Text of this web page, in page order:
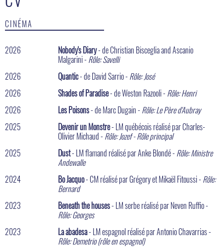
CINÉMA
2026 Nobody's Diary- de Christian Bisceglia and Ascanio
Malgarini - Rôle: Savelli
2026
Quantic- de David Sarrio - Rôle: José
2026
Shades of Paradise- de Weston Razooli - Rôle: Henri
2026
Les Poisons- de Marc Dugain - Rôle: Le Père d'Aubray
2025
Devenir un Monstre- LM québécois réalisé par Charles-
Olivier Michaud - Rôle: Jozef - Rôle principal
2025
Dust- LM flamand réalisé par Anke Blondé - Rôle: Ministre
Andewalle
2024
Bo Jacquo- CM réalisé par Grégory et Mikaël Fitoussi - Rôle:
Bernard
2023
Beneath the houses- LM serbe réalisé par Neven Ruffio -
Rôle: Georges
2023
La abadesa- LM espagnol réalisé par Antonio Chavarrias -
Rôle: Demetrio (rôle en espagnol)